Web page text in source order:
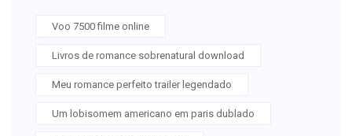
Voo 7500 filme online
Livros de romance sobrenatural download
Meu romance perfeito trailer legendado
Um lobisomem americano em paris dublado